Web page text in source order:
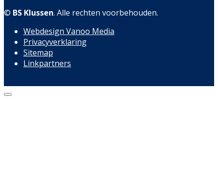
© BS Klussen. Alle rechten voorbehouden.
Webdesign Vanoo Media
Privacyverklaring
Sitemap
Linkpartners